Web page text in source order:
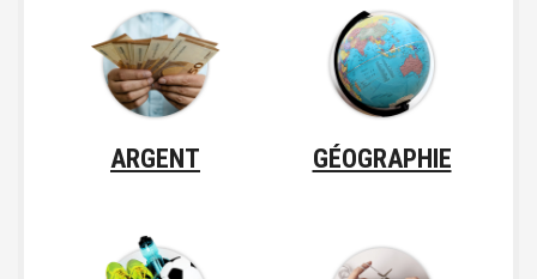
ARGENT GÉOGRAPHIE